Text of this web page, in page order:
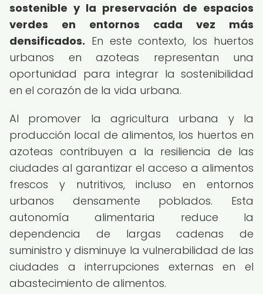
sostenible y la preservación de espacios
verdes en entornos cada vez más
densificados. En este contexto, los huertos
urbanos en azoteas representan una
oportunidad para integrar la sostenibilidad
en el corazón de la vida urbana.
Al promover la agricultura urbana y la
producción local de alimentos, los huertos en
azoteas contribuyen a la resiliencia de las
ciudades al garantizar el acceso a alimentos
frescos y nutritivos, incluso en entornos
urbanos densamente poblados. Esta
autonomía alimentaria reduce la
dependencia de largas cadenas de
suministro y disminuye la vulnerabilidad de las
ciudades a interrupciones externas en el
abastecimiento de alimentos.